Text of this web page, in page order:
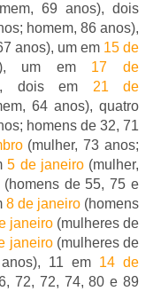
69 anos), dois
homem, 86 anos),
anos), um em 15 de
um em 17 de
dois em 21 de
64 anos), quatro
homens de 32, 71
(mulher, 73 anos;
5 de janeiro(mulher,
de 55, 75 e
8 de janeiro(homens
janeiro (mulheres de
janeiro(mulheres de
11 em 14 de
72, 72, 74, 80 e 89